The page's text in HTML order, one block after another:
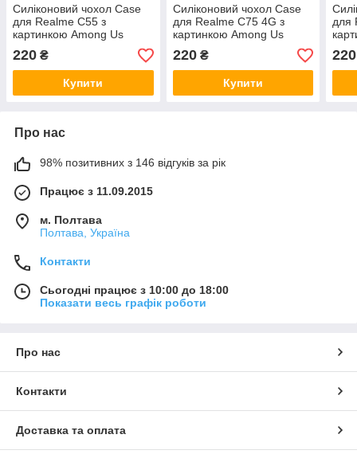
Силіконовий чохол Case
для Realme C55 з
картинкою Among Us
Impostor
220 ₴
Купити
Силіконовий чохол Case
для Realme C75 4G з
картинкою Among Us
Impostor
220₴
Купити
для
220
Про нас
98% позитивних з 146 відгуків за рік
Працює з 11.09.2015
м. Полтава
Полтава, Україна
Контакти
Сьогодні працює з 10:00 до 18:00
Показати весь графік роботи
Про нас
Контакти
Доставка та оплата